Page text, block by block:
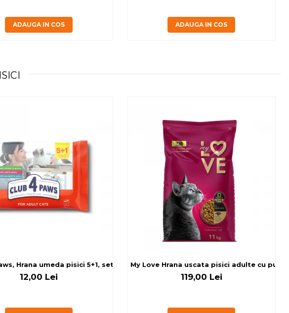
ADAUGA IN COS ADAUGA IN COS
(3+1), 0.34kg
Hrana umeda pisici 5+1, set 6x80 g
12,00 Lei
My Love Hrana uscata pisici adulte cu pui,
119,00 Lei